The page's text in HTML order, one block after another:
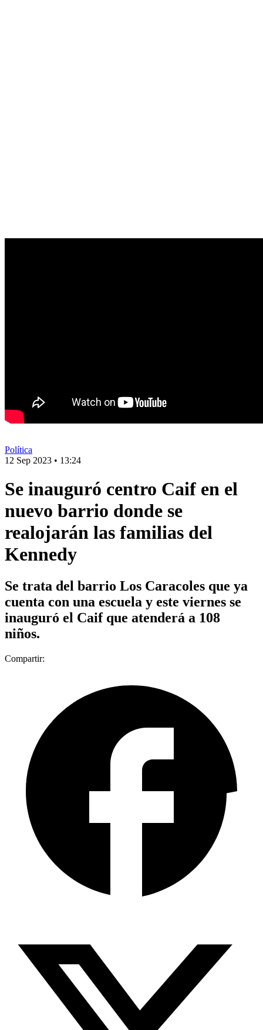
Política
12 Sep 2023 • 13:24
Se inauguró centro Caif en el
nuevo barrio donde se
realojarán las familias del
Kennedy
Se trata del barrio Los Caracoles que ya
cuenta con una escuela y este viernes se
inauguró el Caif que atenderá a 108
niños.
Compartir: